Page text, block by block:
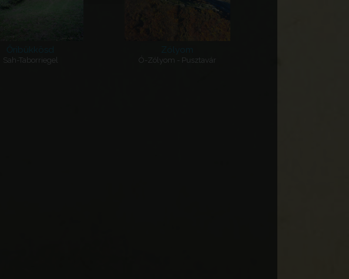
Őribükkösd
Sah-Taborriegel
Zólyom
Ó-Zólyom - Pusztavár